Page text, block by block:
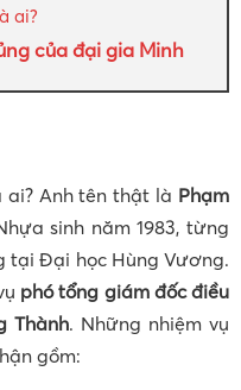
ai?
của đại gia Minh
Anh tên thật là Phạm
sinh năm 1983, từng
tại Đại học Hùng Vương.
phó tổng giám đốc điều
Thành. Những nhiệm vụ
gồm: